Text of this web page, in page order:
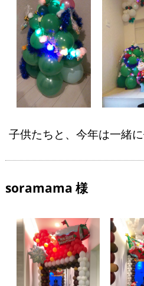
子供たちと、今年は一緒に
soramama 様